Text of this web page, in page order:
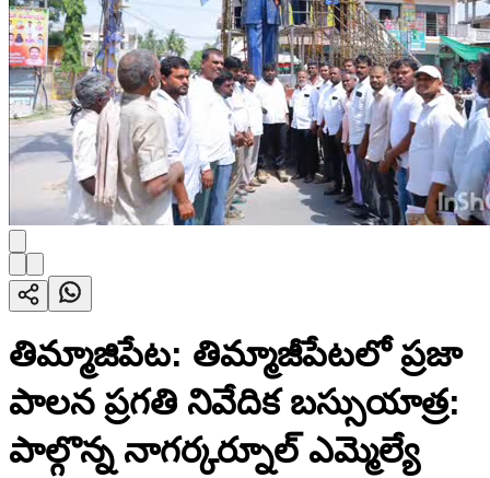
తిమ్మాజిపేట: తిమ్మాజీపేటలో ప్రజా
పాలన ప్రగతి నివేదిక బస్సుయాత్ర:
పాల్గొన్న నాగర్కర్నూల్ ఎమ్మెల్యే